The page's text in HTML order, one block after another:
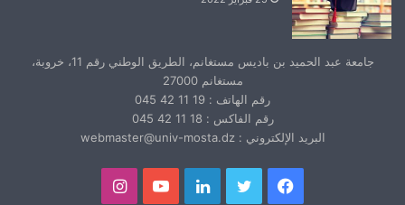
جامعة عبد الحميد بن باديس مستغانم، الطريق الوطني رقم 11، خروبة،
مستغانم 27000
رقم الهاتف : 19 11 42 045
رقم الفاكس : 18 11 42 045
البريد الإلكتروني : webmaster@univ-mosta.dz
فيسبوك تويتر لينكدإنيوتيوبانستقرام